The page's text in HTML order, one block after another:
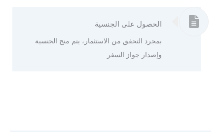
الحصول على الجنسية
بمجرد التحقق من الاستثمار، يتم منح الجنسية
وإصدار جواز السفر